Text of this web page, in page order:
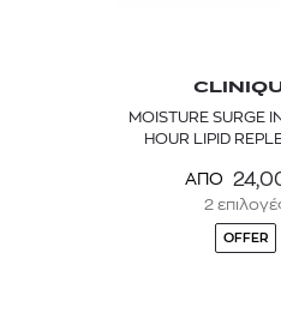
MOISTURE SURGE
HOUR LIPID
ΑΠΟ
2
OFFER